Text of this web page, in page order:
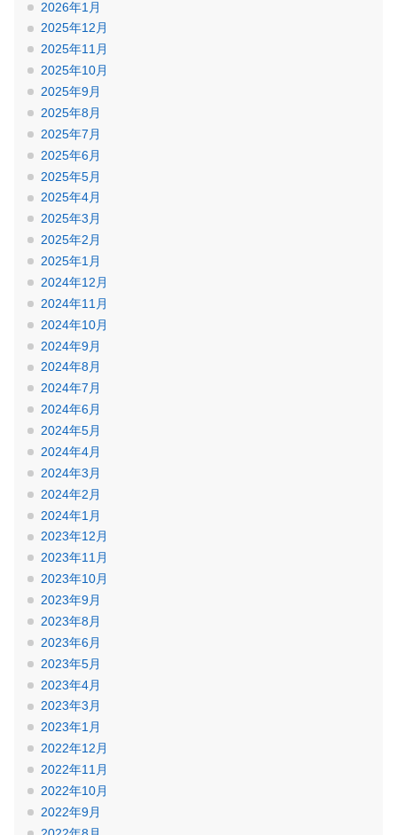
2026年1月
2025年12月
2025年11月
2025年10月
2025年9月
2025年8月
2025年7月
2025年6月
2025年5月
2025年4月
2025年3月
2025年2月
2025年1月
2024年12月
2024年11月
2024年10月
2024年9月
2024年8月
2024年7月
2024年6月
2024年5月
2024年4月
2024年3月
2024年2月
2024年1月
2023年12月
2023年11月
2023年10月
2023年9月
2023年8月
2023年6月
2023年5月
2023年4月
2023年3月
2023年1月
2022年12月
2022年11月
2022年10月
2022年9月